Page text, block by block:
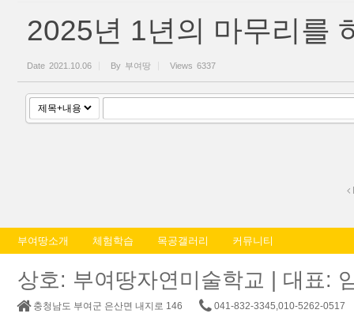
2025년 1년의 마무리를
Date 2021.10.06 By 부여땅 Views 6337
부여땅소개 체험학습 목공갤러리 커뮤니티
상호: 부여땅자연미술학교 | 대표:
충청남도 부여군 은산면 내지로 146 041-832-3345,010-5262-0517